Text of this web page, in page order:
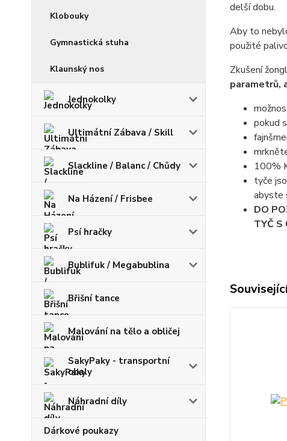
Klobouky
Gymnastická stuha
Klaunský nos
Jednokolky
Ultimátní Zábava / Skill
Slackline / Balanc / Chůdy
Na Házení / Frisbee
Psí hračky
Bublifuk / Megabublina
Břišní tance
Malování na tělo a obličej
SakyPaky - transportní
obaly
Náhradní díly
Dárkové poukazy
delší dobu.
Aby to
použité
Zkušení
parametrů,
pokud
100%
tyče
abyste
DO
TYČ S